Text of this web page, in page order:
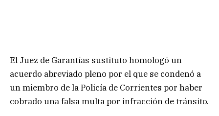
El Juez de Garantías sustituto homologó un
acuerdo abreviado pleno por el que se condenó a
un miembro de la Policía de Corrientes por haber
cobrado una falsa multa por infracción de tránsito.